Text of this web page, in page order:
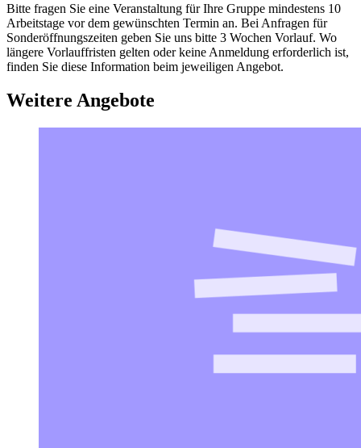
Bitte fragen Sie eine Veranstaltung für Ihre Gruppe mindestens 10
Arbeitstage vor dem gewünschten Termin an. Bei Anfragen für
Sonderöffnungszeiten geben Sie uns bitte 3 Wochen Vorlauf. Wo
längere Vorlauffristen gelten oder keine Anmeldung erforderlich ist,
finden Sie diese Information beim jeweiligen Angebot.
Weitere Angebote